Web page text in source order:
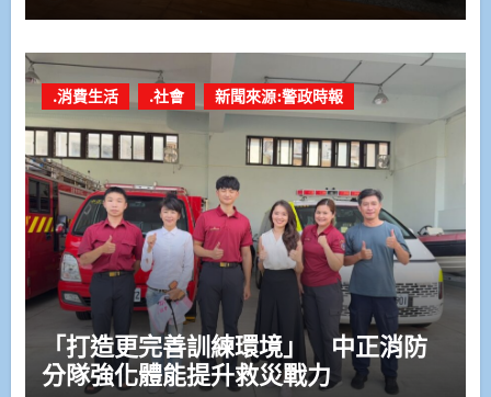
.消費生活 .社會 新聞來源:警政時報
「打造更完善訓練環境」 中正消防
分隊強化體能提升救災戰力